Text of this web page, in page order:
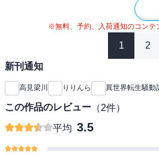
※無料、予約、入荷通知のコンテ
1 2
新刊通知
高見梁川 りりんら 異世界転生騒動
この作品のレビュー （2件）
平均 3.5